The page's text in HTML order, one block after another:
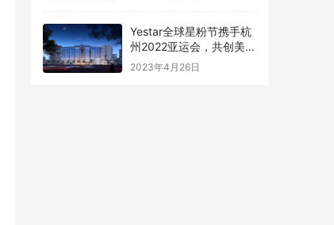
Yestar全球星粉节携手杭
州2022亚运会，共创美力
新纪元！
2023年4月26日